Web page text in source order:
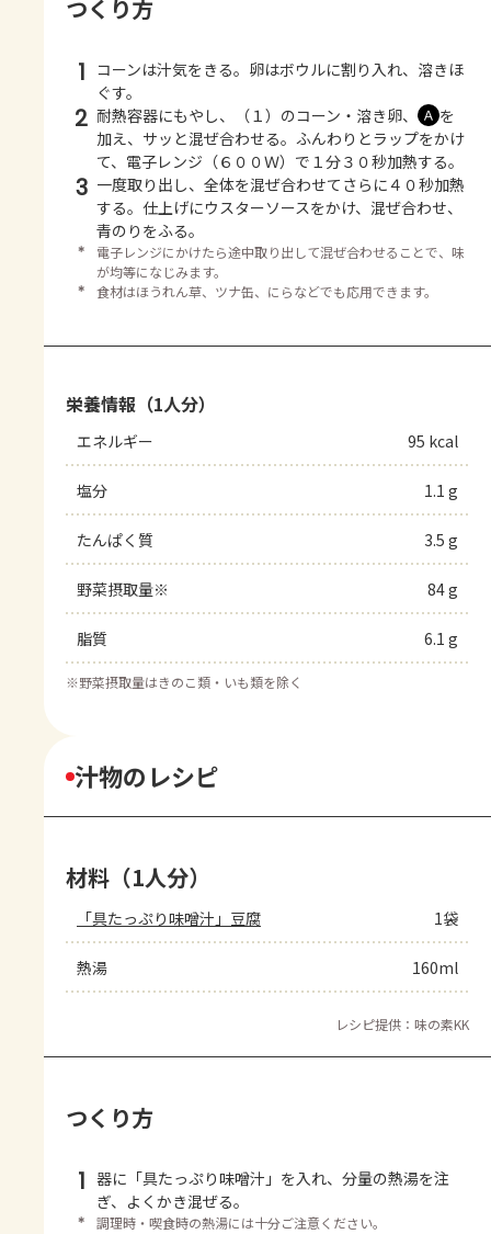
つくり方
1 コーンは汁気をきる。卵はボウルに割り入れ、溶きほ
ぐす。
2 耐熱容器にもやし、（１）のコーン・溶き卵、 Ａ を
加え、サッと混ぜ合わせる。ふんわりとラップをかけ
て、電子レンジ（６００Ｗ）で１分３０秒加熱する。
3 一度取り出し、全体を混ぜ合わせてさらに４０秒加熱
する。仕上げにウスターソースをかけ、混ぜ合わせ、
青のりをふる。
＊
電子レンジにかけたら途中取り出して混ぜ合わせることで、味
が均等になじみます。
＊
食材はほうれん草、ツナ缶、にらなどでも応用できます。
栄養情報（1人分）
エネルギー 95 kcal
塩分 1.1 g
たんぱく質 3.5 g
野菜摂取量※ 84 g
脂質 6.1 g
※野菜摂取量はきのこ類・いも類を除く
汁物のレシピ
材料（1人分）
「具たっぷり味噌汁」豆腐 1袋
熱湯 160ml
レシピ提供：味の素KK
つくり方
1 器に「具たっぷり味噌汁」を入れ、分量の熱湯を注
ぎ、よくかき混ぜる。
＊ 調理時・喫食時の熱湯には十分ご注意ください。